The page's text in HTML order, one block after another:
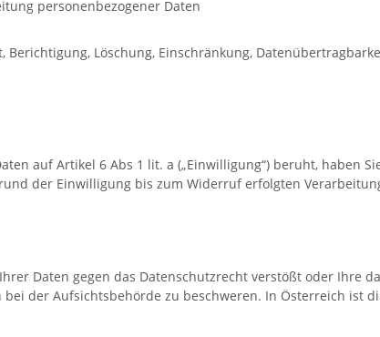
personenbezogener Daten
Löschung, Einschränkung,
auf Artikel 6 Abs 1 lit. a („Einwilligung“) beruht, haben
der Einwilligung bis zum Widerruf erfolgten
Daten gegen das Datenschutzrecht verstößt oder Ihre
der Aufsichtsbehörde zu beschweren. In Österreich ist